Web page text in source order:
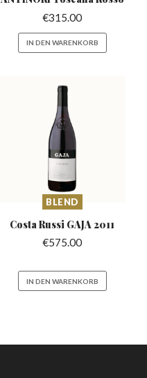
€315.00
IN DEN WARENKORB
BLEND
Costa Russi GAJA 2011
€575.00
IN DEN WARENKORB